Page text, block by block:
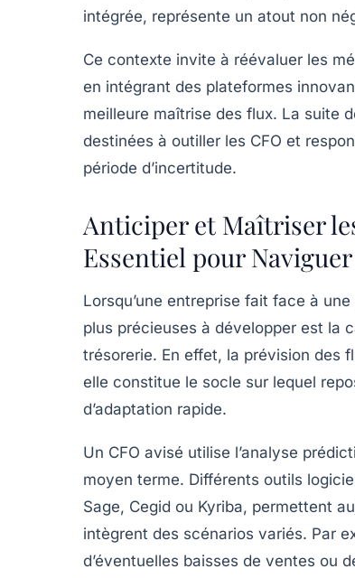
intégrée, représente un atout non
Ce contexte invite à réévaluer les
en intégrant des plateformes
meilleure maîtrise des flux. La suite
destinées à outiller les CFO et
période d’incertitude.
Anticiper et Maîtriser
Essentiel pour
Lorsqu’une entreprise fait face à
plus précieuses à développer est la
trésorerie. En effet, la prévision des
elle constitue le socle sur lequel
d’adaptation rapide.
Un CFO avisé utilise l’analyse
moyen terme. Différents outils
Sage, Cegid ou Kyriba, permettent
intègrent des scénarios variés. Par
d’éventuelles baisses de ventes ou